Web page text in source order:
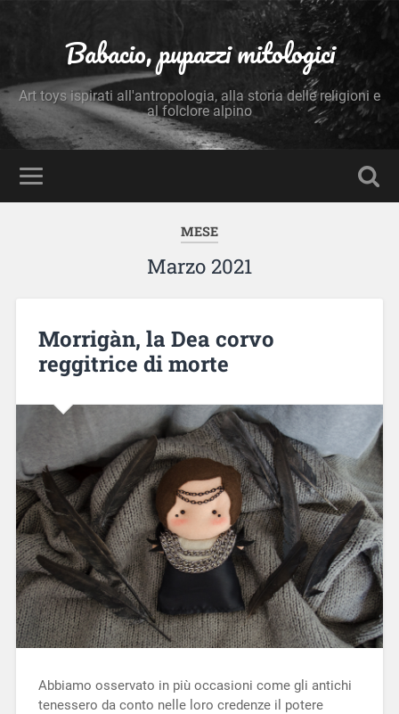
Babacio, pupazzi mitologici
Art toys ispirati all'antropologia, alla storia delle religioni e
al folclore alpino
MESE
Marzo 2021
Morrigàn, la Dea corvo
reggitrice di morte
Abbiamo osservato in più occasioni come gli antichi
tenessero da conto nelle loro credenze il potere